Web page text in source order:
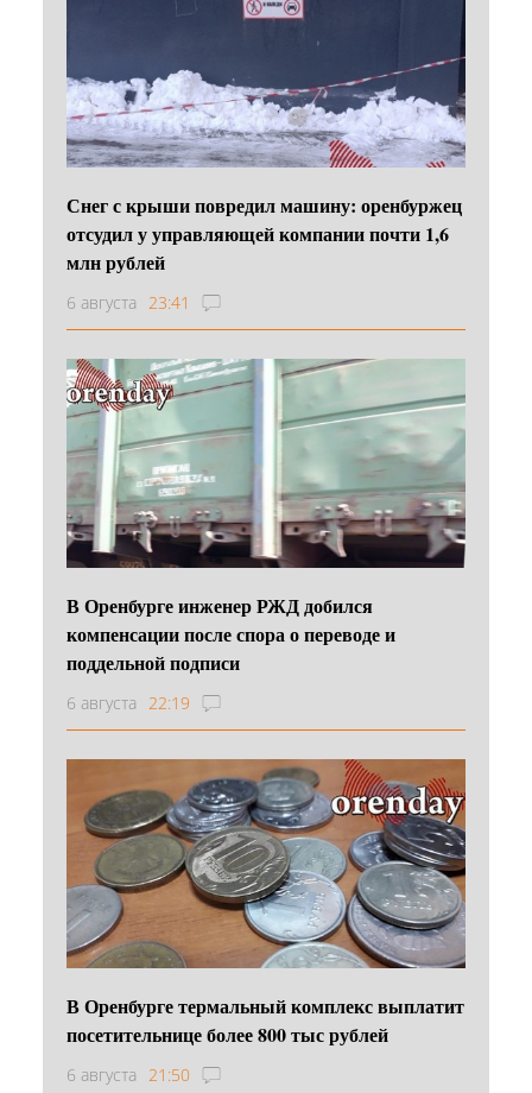
Снег с крыши повредил машину: оренбуржец
отсудил у управляющей компании почти 1,6
млн рублей
6 августа 23:41
В Оренбурге инженер РЖД добился
компенсации после спора о переводе и
поддельной подписи
6 августа 22:19
В Оренбурге термальный комплекс выплатит
посетительнице более 800 тыс рублей
6 августа 21:50